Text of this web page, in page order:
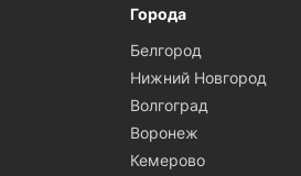
Города
Белгород
Нижний Новгород
Волгоград
Воронеж
Кемерово